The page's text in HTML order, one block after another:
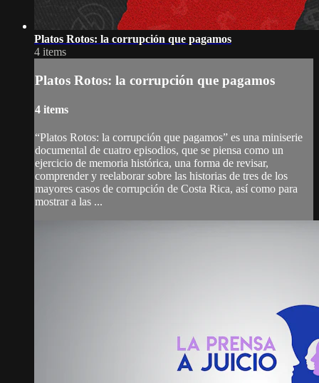
Platos Rotos: la corrupción que pagamos
4 items
Platos Rotos: la corrupción que pagamos
4 items
“Platos Rotos: la corrupción que pagamos” es una miniserie
documental de cuatro episodios, que se piensa como un
ejercicio de memoria histórica, una forma de revisar,
comprender y reelaborar sobre las historias de tres de los
mayores casos de corrupción de Costa Rica, así como para
mostrar a las ...